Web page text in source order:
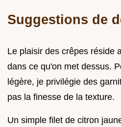
Suggestions de
Le plaisir des crêpes réside
dans ce qu'on met dessus.
légère, je privilégie des
pas la finesse de la texture.
Un simple filet de citron